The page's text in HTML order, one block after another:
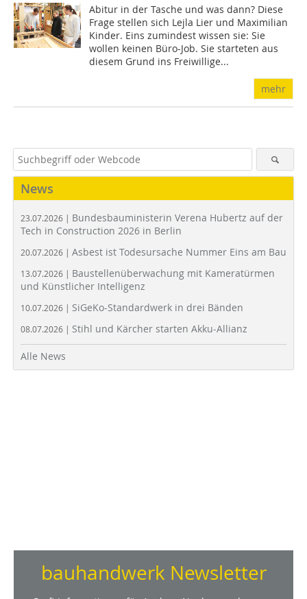
Abitur in der Tasche und was dann? Diese
Frage stellen sich Lejla Lier und Maximilian
Kinder. Eins zumindest wissen sie: Sie
wollen keinen Büro-Job. Sie starteten aus
diesem Grund ins Freiwillige...
mehr
News
23.07.2026 | Bundesbauministerin Verena Hubertz auf der
Tech in Construction 2026 in Berlin
20.07.2026 | Asbest ist Todesursache Nummer Eins am Bau
13.07.2026 | Baustellenüberwachung mit Kameratürmen
und Künstlicher Intelligenz
10.07.2026 | SiGeKo-Standardwerk in drei Bänden
08.07.2026 | Stihl und Kärcher starten Akku-Allianz
Alle News
bauhandwerk Newsletter